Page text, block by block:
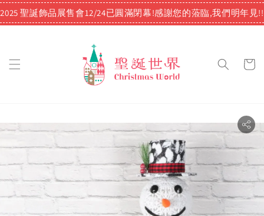
2025 聖誕飾品展售會12/24已圓滿閉幕!感謝您的蒞臨,我們明年見!!